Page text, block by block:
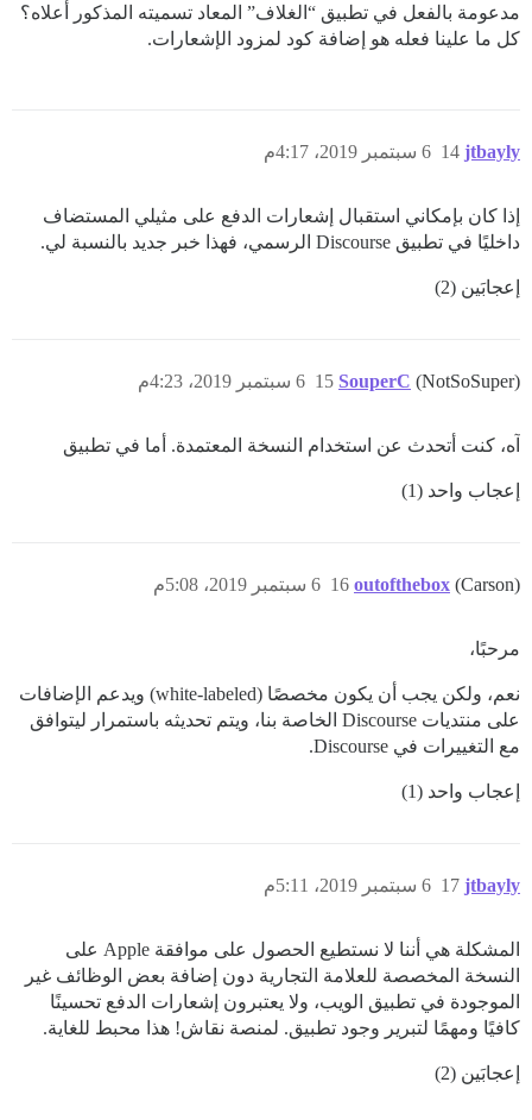
مدعومة بالفعل في تطبيق “الغلاف” المعاد تسميته المذكور أعلاه؟
كل ما علينا فعله هو إضافة كود لمزود الإشعارات.
jtbayly 6 سبتمبر 2019، 4:17م 14
إذا كان بإمكاني استقبال إشعارات الدفع على مثيلي المستضاف
داخليًا في تطبيق Discourse الرسمي، فهذا خبر جديد بالنسبة لي.
إعجابَين (2)
SouperC (NotSoSuper) 6 سبتمبر 2019، 4:23م 15
آه، كنت أتحدث عن استخدام النسخة المعتمدة. أما في تطبيق
إعجاب واحد (1)
outofthebox (Carson) 6 سبتمبر 2019، 5:08م 16
مرحبًا،
نعم، ولكن يجب أن يكون مخصصًا (white-labeled) ويدعم الإضافات
على منتديات Discourse الخاصة بنا، ويتم تحديثه باستمرار ليتوافق
مع التغييرات في Discourse.
إعجاب واحد (1)
jtbayly 6 سبتمبر 2019، 5:11م 17
المشكلة هي أننا لا نستطيع الحصول على موافقة Apple على
النسخة المخصصة للعلامة التجارية دون إضافة بعض الوظائف غير
الموجودة في تطبيق الويب، ولا يعتبرون إشعارات الدفع تحسينًا
كافيًا ومهمًا لتبرير وجود تطبيق. لمنصة نقاش! هذا محبط للغاية.
إعجابَين (2)